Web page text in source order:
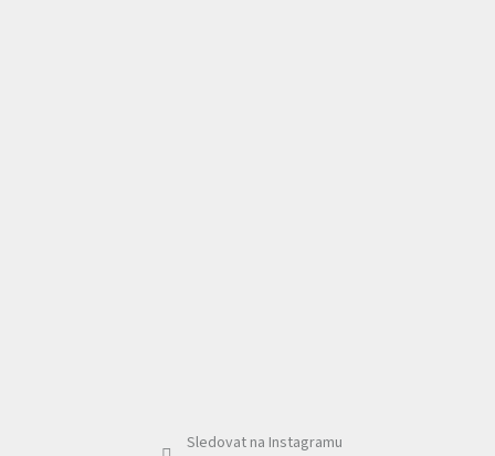
Sledovat na Instagramu